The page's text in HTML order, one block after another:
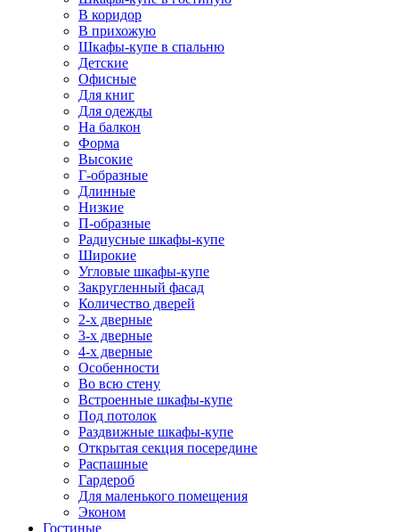
В коридор
В прихожую
Шкафы-купе в спальню
Детские
Офисные
Для книг
Для одежды
На балкон
Форма
Высокие
Г-образные
Длинные
Низкие
П-образные
Радиусные шкафы-купе
Широкие
Угловые шкафы-купе
Закругленный фасад
Количество дверей
2-х дверные
3-х дверные
4-х дверные
Особенности
Во всю стену
Встроенные шкафы-купе
Под потолок
Раздвижные шкафы-купе
Открытая секция посередине
Распашные
Гардероб
Для маленького помещения
Эконом
Гостиные